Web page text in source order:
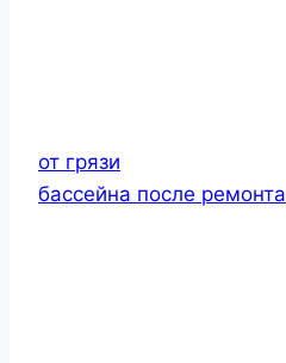
от грязи
бассейна после ремонта